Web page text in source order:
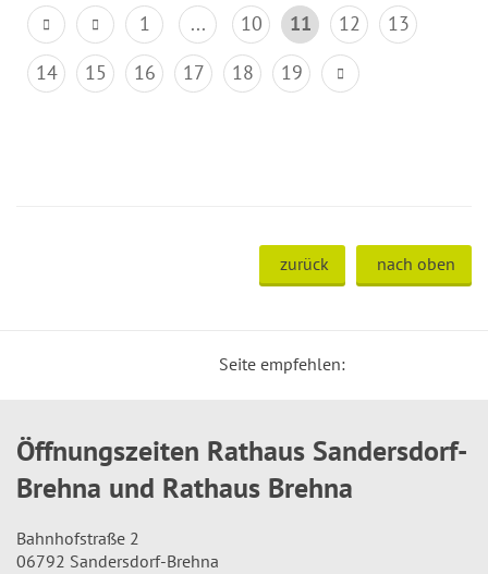
1 ... 10 11 12
13
14
15 16 17 18 19
zurück nach oben
Seite empfehlen:
Öffnungszeiten Rathaus Sandersdorf-
Brehna und Rathaus Brehna
Bahnhofstraße 2
06792 Sandersdorf-Brehna